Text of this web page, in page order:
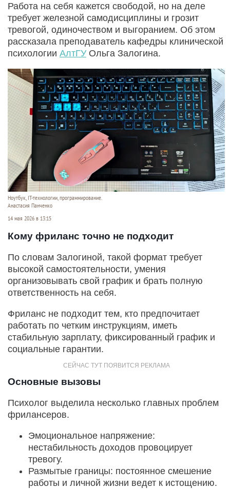
Работа на себя кажется свободой, но на деле
требует железной самодисциплины и грозит
тревогой, одиночеством и выгоранием. Об этом
рассказала преподаватель кафедры клинической
психологии АлтГУОльга Залогина.
Ноутбук, IT-технологии, программирование.
Анастасия Панченко
14 мая 2026 в 13:15
Кому фриланс точно не подходит
По словам Залогиной, такой формат требует
высокой самостоятельности, умения
организовывать свой график и брать полную
ответственность на себя.
Фриланс не подходит тем, кто предпочитает
работать по четким инструкциям, иметь
стабильную зарплату, фиксированный график и
социальные гарантии.
Основные вызовы
Психолог выделила несколько главных проблем
фрилансеров.
Эмоциональное напряжение:
нестабильность доходов провоцирует
тревогу.
Размытые границы: постоянное смешение
работы и личной жизни ведет к истощению.